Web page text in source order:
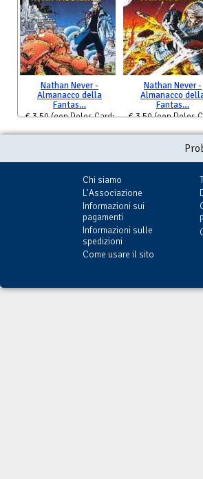
Nathan Never -
Almanacco della
Fantas…
€ 3,50(con Delos Card:
Nathan Never -
Almanacco
Fantas…
€ 3,50(con Delos
Chi siamo
L'Associazione
Informazioni sui
pagamenti
Informazioni sulle
spedizioni
Come usare il sito